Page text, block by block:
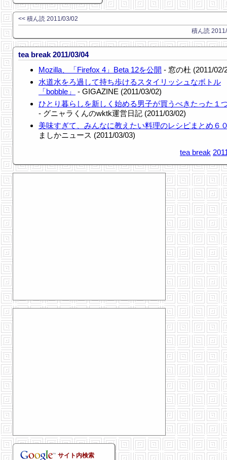
<< 積ん読 2011/03/02
積ん読
tea break 2011/03/04
Mozilla、「Firefox 4」Beta 12を公開 - 窓の杜 (2011/02/
水道水をろ過して持ち歩けるスタイリッシュなボトル
「bobble」
- GIGAZINE (2011/03/02)
ひとり暮らしを新しく始める男子が買うべきたった１
- グニャラくんのwktk運営日記 (2011/03/02)
美味すぎて、みんなに教えたい料理のレシピまとめ６
ましかニュース (2011/03/03)
tea break
サイト内検索